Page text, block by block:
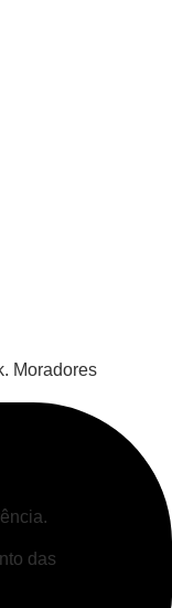
Moradores
das